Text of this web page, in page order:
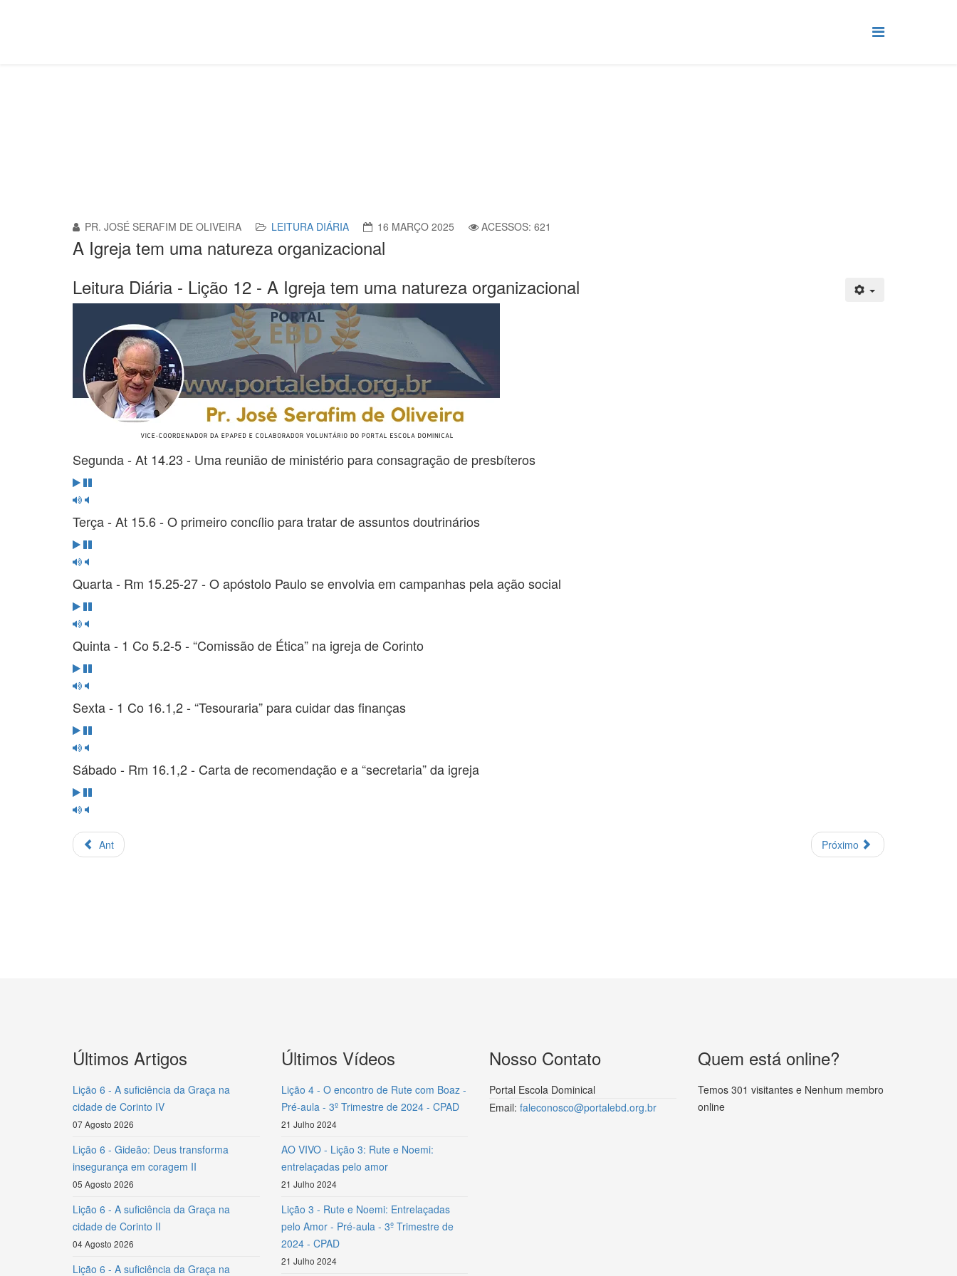
PR. JOSÉ SERAFIM DE OLIVEIRA LEITURA DIÁRIA 16 MARÇO 2025 ACESSOS: 621
A Igreja tem uma natureza organizacional
Leitura Diária - Lição 12 - A Igreja tem uma natureza organizacional
Segunda - At 14.23 - Uma reunião de ministério para consagração de presbíteros
Terça - At 15.6 - O primeiro concílio para tratar de assuntos doutrinários
Quarta - Rm 15.25-27 - O apóstolo Paulo se envolvia em campanhas pela ação social
Quinta - 1 Co 5.2-5 - “Comissão de Ética” na igreja de Corinto
Sexta - 1 Co 16.1,2 - “Tesouraria” para cuidar das finanças
Sábado - Rm 16.1,2 - Carta de recomendação e a “secretaria” da igreja
Ant Próximo
Últimos Artigos
Lição 6 - A suficiência da Graça na
cidade de Corinto IV
07 Agosto 2026
Lição 6 - Gideão: Deus transforma
insegurança em coragem II
05 Agosto 2026
Lição 6 - A suficiência da Graça na
cidade de Corinto II
04 Agosto 2026
Lição 6 - A suficiência da Graça na
Últimos Vídeos
Lição 4 - O encontro de Rute com Boaz -
Pré-aula - 3º Trimestre de 2024 - CPAD
21 Julho 2024
AO VIVO - Lição 3: Rute e Noemi:
entrelaçadas pelo amor
21 Julho 2024
Lição 3 - Rute e Noemi: Entrelaçadas
pelo Amor - Pré-aula - 3º Trimestre de
2024 - CPAD
21 Julho 2024
Nosso Contato
Portal Escola Dominical
Email: faleconosco@portalebd.org.br
Quem está online?
Temos 301 visitantes e Nenhum membro
online